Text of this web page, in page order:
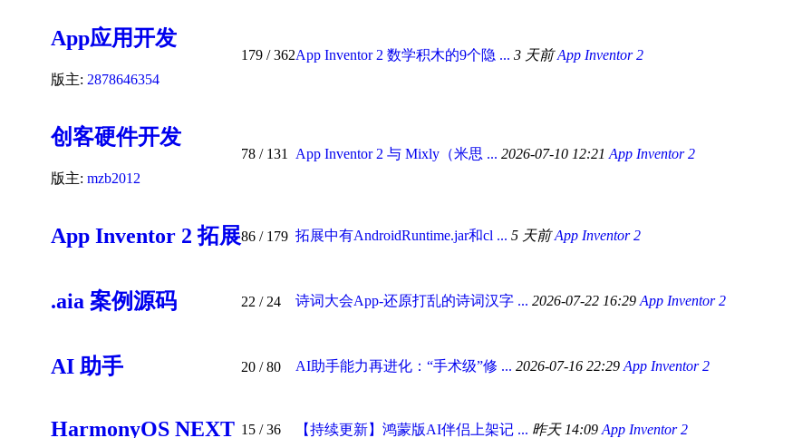
App应用开发
版主: 2878646354
179 / 362App Inventor 2 数学积木的9个隐 ... 3 天前 App Inventor 2
创客硬件开发
版主: mzb2012
78 / 131 App Inventor 2 与 Mixly（米思 ... 2026-07-10 12:21 App Inventor 2
App Inventor 2 拓展86 / 179 拓展中有AndroidRuntime.jar和cl ... 5 天前 App Inventor 2
.aia 案例源码 22 / 24 诗词大会App-还原打乱的诗词汉字 ... 2026-07-22 16:29 App Inventor 2
AI 助手 20 / 80 AI助手能力再进化：“手术级”修 ... 2026-07-16 22:29 App Inventor 2
HarmonyOS NEXT 15 / 36 【持续更新】鸿蒙版AI伴侣上架记 ... 昨天 14:09 App Inventor 2